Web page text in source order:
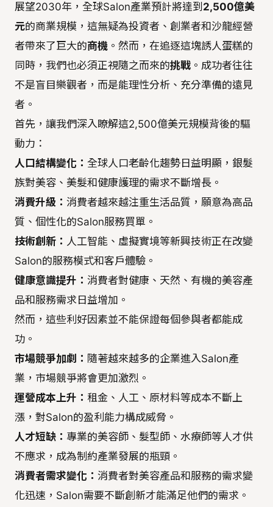
展望2030年，全球Salon產業預計將達到 2,500億美
元的商業規模，這無疑為投資者、創業者和沙龍經營
者帶來了巨大的商機 。然而，在追逐這塊誘人蛋糕的
同時，我們也必須正視隨之而來的挑戰 。成功者往往
不是盲目樂觀者，而是能理性分析、充分準備的遠見
者。
首先，讓我們深入瞭解這2,500億美元規模背後的驅
動力：
人口結構變化： 全球人口老齡化趨勢日益明顯，銀髮
族對美容、美髮和健康護理的需求不斷增長。
消費升級： 消費者越來越注重生活品質，願意為高品
質、個性化的Salon服務買單。
技術創新： 人工智能、虛擬實境等新興技術正在改變
Salon的服務模式和客戶體驗。
健康意識提升： 消費者對健康、天然、有機的美容產
品和服務需求日益增加。
然而，這些利好因素並不能保證每個參與者都能成
功。
市場競爭加劇： 隨著越來越多的企業進入Salon產
業，市場競爭將會更加激烈。
運營成本上升： 租金、人工、原材料等成本不斷上
漲，對Salon的盈利能力構成威脅。
人才短缺： 專業的美容師、髮型師、水療師等人才供
不應求，成為制約產業發展的瓶頸。
消費者需求變化： 消費者對美容產品和服務的需求變
化迅速，Salon需要不斷創新才能滿足他們的需求。